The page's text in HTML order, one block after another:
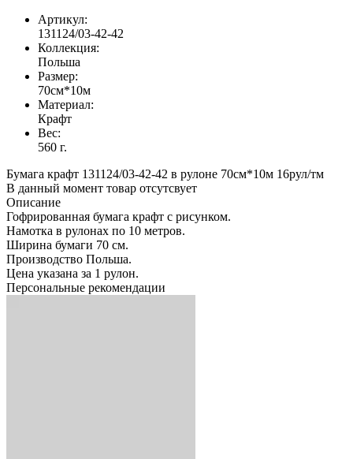
Артикул:
131124/03-42-42
Коллекция:
Польша
Размер:
70см*10м
Материал:
Крафт
Вес:
560 г.
Бумага крафт 131124/03-42-42 в рулоне 70см*10м 16рул/тм
В данный момент товар отсутсвует
Описание
Гофрированная бумага крафт с рисунком.
Намотка в рулонах по 10 метров.
Ширина бумаги 70 см.
Производство Польша.
Цена указана за 1 рулон.
Персональные рекомендации